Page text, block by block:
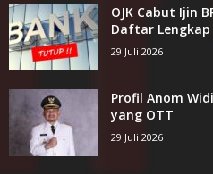
OJK Cabut Ijin
Daftar Lengkap
29 Juli 2026
Profil Anom
yang OTT
29 Juli 2026